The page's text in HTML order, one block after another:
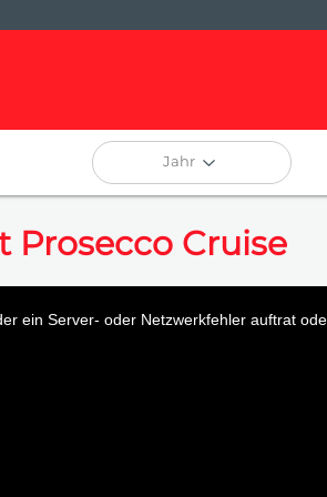
Jahr
Prosecco Cruise
ein Server- oder Netzwerkfehler auftrat